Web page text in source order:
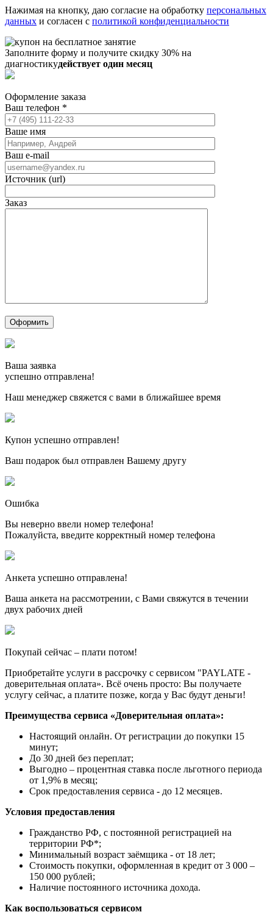
Нажимая на кнопку, даю согласие на обработку персональных
данных и согласен с политикой конфиденциальности
Заполните форму и получите скидку 30% на
диагностикудействует один месяц
Оформление заказа
Ваш телефон *
Ваше имя
Ваш e-mail
Источник (url)
Заказ
Ваша заявка
успешно отправлена!
Наш менеджер свяжется с вами в ближайшее время
Купон успешно отправлен!
Ваш подарок был отправлен Вашему другу
Ошибка
Вы неверно ввели номер телефона!
Пожалуйста, введите корректный номер телефона
Анкета успешно отправлена!
Ваша анкета на рассмотрении, с Вами свяжутся в течении
двух рабочих дней
Покупай сейчас – плати потом!
Приобретайте услуги в рассрочку с сервисом "PAYLATE -
доверительная оплата». Всё очень просто: Вы получаете
услугу сейчас, а платите позже, когда у Вас будут деньги!
Преимущества сервиса «Доверительная оплата»:
Настоящий онлайн. От регистрации до покупки 15
минут;
До 30 дней без переплат;
Выгодно – процентная ставка после льготного периода
от 1,9% в месяц;
Срок предоставления сервиса - до 12 месяцев.
Условия предоставления
Гражданство РФ, с постоянной регистрацией на
территории РФ*;
Минимальный возраст заёмщика - от 18 лет;
Стоимость покупки, оформленная в кредит от 3 000 –
150 000 рублей;
Наличие постоянного источника дохода.
Как воспользоваться сервисом